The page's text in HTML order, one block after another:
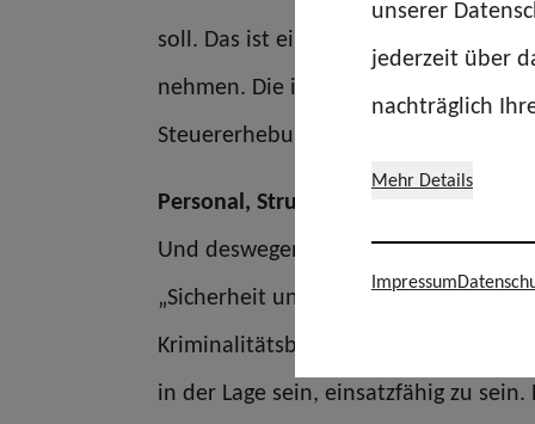
soll. Das ist ein enormer
nehmen. Die im Zoll verantwortete
Steuererhebung, nicht aber eine
Personal, Struktur und Ausrichtung
Und deswegen wies der Vorstand
„Sicherheit und Vollzug“ durch alle
Kriminalitätsbekämpfungsbehörde
in der Lage sein, einsatzfähig zu
unserer
jederzeit über
nachträglich
Mehr Details
Impressum